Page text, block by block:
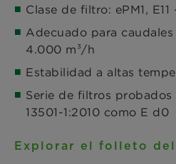
Clase de filtro: ePM1, E11
Adecuado para
4.000 m³/h
Estabilidad a altas
Serie de filtros probados
13501-1:2010 como E d0
Explorar el folleto